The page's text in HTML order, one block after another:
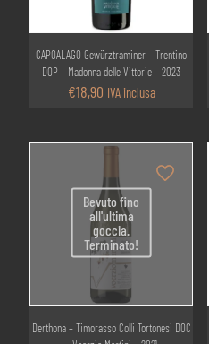
CAPOALAGO Gewürztraminer – Trentino
DOP – Madonna delle Vittorie – 2023
€18,90 IVA inclusa
Bevuto fino
all'ultima
goccia.
Terminato!
Derthona – Timorasso Colli Tortonesi DOC